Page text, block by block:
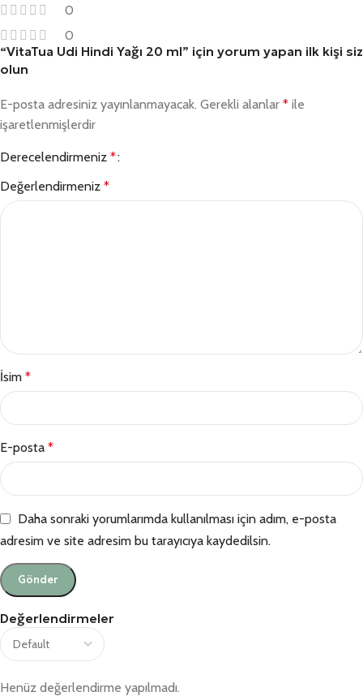
0
0
Değerlendirmeler
Henüz değerlendirme yapılmadı.
“VitaTua Udi Hindi Yağı 20 ml” için yorum yapan ilk kişi siz
olun
E-posta adresiniz yayınlanmayacak. Gerekli alanlar * ile
işaretlenmişlerdir
Derecelendirmeniz *
Değerlendirmeniz *
İsim *
E-posta *
Daha sonraki yorumlarımda kullanılması için adım, e-posta
adresim ve site adresim bu tarayıcıya kaydedilsin.